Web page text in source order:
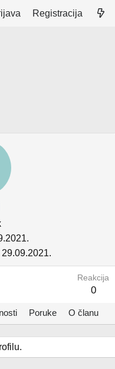
Registracija
29.09.2021.
Reakcija
0
Poruke O članu